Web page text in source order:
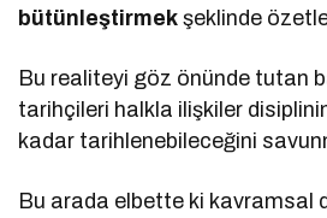
bütünleştirmekşeklinde
Bu realiteyi göz önünde tutan
tarihçileri halkla ilişkiler
kadar tarihlenebileceğini
Bu arada elbette ki kavramsal